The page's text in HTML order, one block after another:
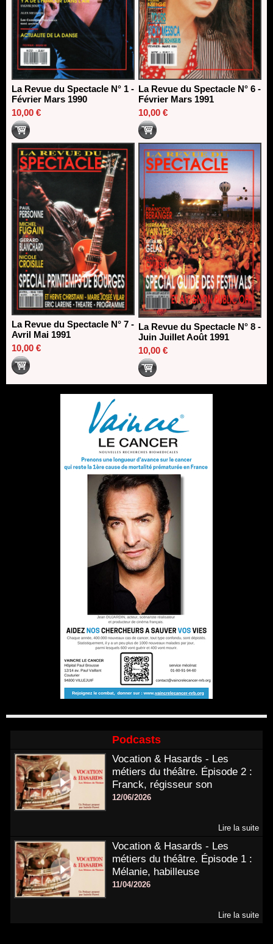
La Revue du Spectacle N° 1 -
Février Mars 1990
10,00 €
La Revue du Spectacle N° 6 -
Février Mars 1991
10,00 €
La Revue du Spectacle N° 7 -
Avril Mai 1991
10,00 €
La Revue du Spectacle N° 8 -
Juin Juillet Août 1991
10,00 €
Podcasts
Vocation & Hasards - Les
métiers du théâtre. Épisode 2 :
Franck, régisseur son
12/06/2026
Lire la suite
Vocation & Hasards - Les
métiers du théâtre. Épisode 1 :
Mélanie, habilleuse
11/04/2026
Lire la suite